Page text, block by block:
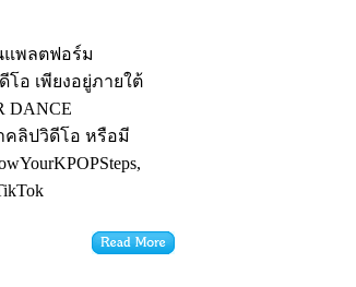
แพลตฟอร์ม
อ เพียงอยู่ภายใต้
DANCE
คลิปวิดีโอ หรือมี